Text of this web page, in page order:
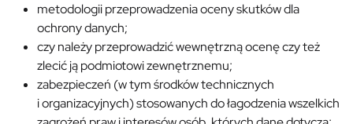
metodologii przeprowadzenia oceny skutków dla
ochrony danych;
czy należy przeprowadzić wewnętrzną ocenę czy też
zlecić ją podmiotowi zewnętrznemu;
zabezpieczeń (w tym środków technicznych
i organizacyjnych) stosowanych do łagodzenia wszelkich